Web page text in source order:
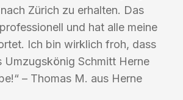
Zürich zu erhalten. Das
und hat alle meine
Ich bin wirklich froh, dass
Umzugskönig Schmitt Herne
– Thomas M. aus Herne